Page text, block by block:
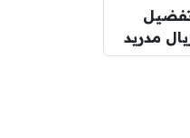
مدريد